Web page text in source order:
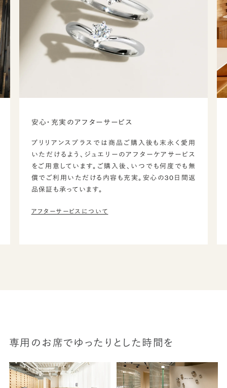
安心・充実のアフターサービス
ブリリアンスプラスでは商品ご購入後も末永く愛用
いただけるよう、ジュエリーのアフターケアサービス
をご用意しています。ご購入後、いつでも何度でも無
償でご利用いただける内容も充実。安心の30日間返
品保証も承っています。
アフターサービスについて
専用のお席でゆったりとした時間を